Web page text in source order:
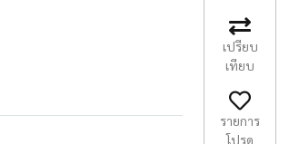
เปรียบ
เทียบ
รายการ
โปรด